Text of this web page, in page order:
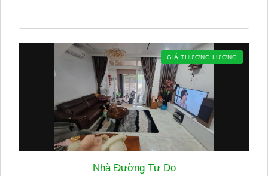
GIÁ THƯƠNG LƯỢNG
Nhà Đường Tự Do